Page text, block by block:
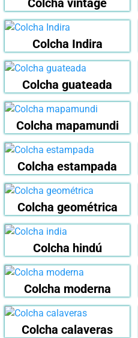
Colcha vintage
Colcha Indira
Colcha guateada
Colcha mapamundi
Colcha estampada
Colcha geométrica
Colcha hindú
Colcha moderna
Colcha calaveras